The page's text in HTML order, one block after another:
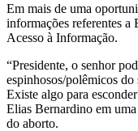
Em mais de uma
informações referentes
Acesso à Informação.
“Presidente, o senhor
espinhosos/polêmicos
Existe algo para
Elias Bernardino em
do aborto.